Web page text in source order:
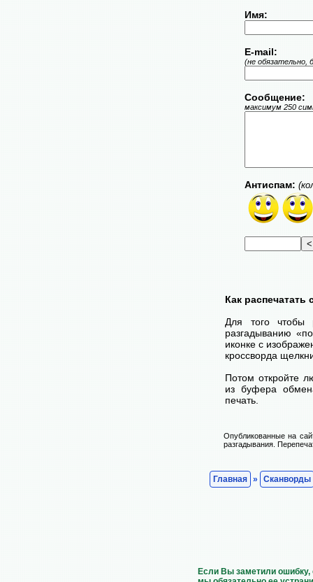
Имя:
E-mail:
(не обязательно,
Сообщение:
максимум 250
Антиспам:
Как
Для того чтобы
разгадыванию
иконке с
кроссворда
Потом откройте
из буфера
печать.
Опубликованные на
разгадывания.
Главная » Сканворды
Если Вы заметили